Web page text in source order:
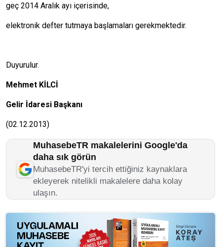
geç 2014 Aralık ayı içerisinde,
elektronik defter tutmaya başlamaları gerekmektedir.
Duyurulur.
Mehmet KİLCİ
Gelir İdaresi Başkanı
(02.12.2013)
MuhasebeTR makalelerini Google'da
daha sık görün
MuhasebeTR'yi tercih ettiğiniz kaynaklara
ekleyerek nitelikli makalelere daha kolay
ulaşın.